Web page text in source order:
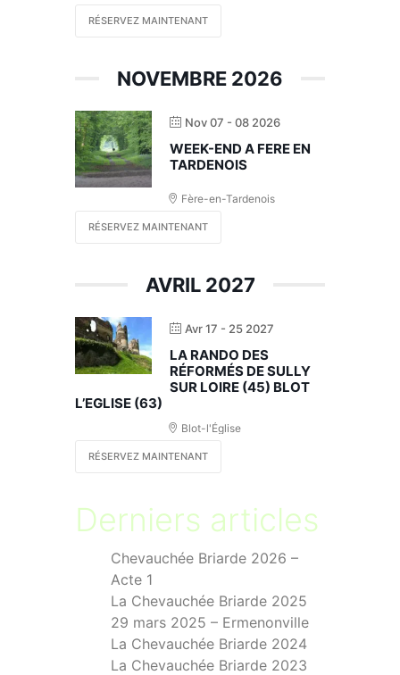
RÉSERVEZ MAINTENANT
NOVEMBRE 2026
Nov 07 - 08 2026
WEEK-END A FERE EN
TARDENOIS
Fère-en-Tardenois
RÉSERVEZ MAINTENANT
AVRIL 2027
Avr 17 - 25 2027
LA RANDO DES
RÉFORMÉS DE SULLY
SUR LOIRE (45) BLOT
L’EGLISE (63)
Blot-l'Église
RÉSERVEZ MAINTENANT
Derniers articles
Chevauchée Briarde 2026 –
Acte 1
La Chevauchée Briarde 2025
29 mars 2025 – Ermenonville
La Chevauchée Briarde 2024
La Chevauchée Briarde 2023